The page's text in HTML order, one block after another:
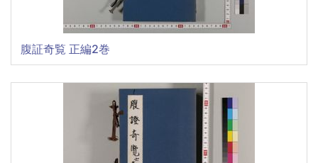
腹証奇覧 正編2巻